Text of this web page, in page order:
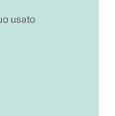
usato